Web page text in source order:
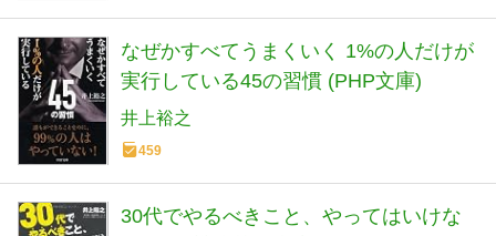
なぜかすべてうまくいく 1%の人だけが
実行している45の習慣 (PHP文庫)
井上裕之
459
30代でやるべきこと、やってはいけな